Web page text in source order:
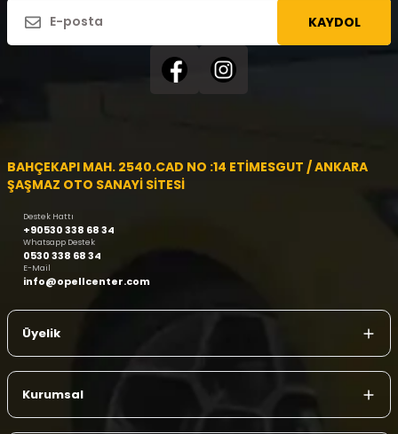
KAYDOL
BAHÇEKAPI MAH. 2540.CAD NO :14 ETİMESGUT / ANKARA
ŞAŞMAZ OTO SANAYİ SİTESİ
Destek Hattı
+90530 338 68 34
Whatsapp Destek
0530 338 68 34
E-Mail
info@opellcenter.com
Üyelik
Kurumsal